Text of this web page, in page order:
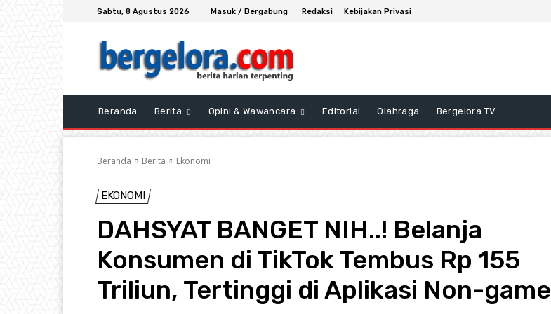
Sabtu, 8 Agustus 2026 Masuk / Bergabung Redaksi Kebijakan Privasi
Beranda Berita Opini & Wawancara Editorial Olahraga Bergelora TV
Beranda Berita Ekonomi
EKONOMI
DAHSYAT BANGET NIH..! Belanja
Konsumen di TikTok Tembus Rp 155
Triliun, Tertinggi di Aplikasi Non-game